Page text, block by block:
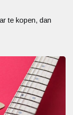
te kopen, dan